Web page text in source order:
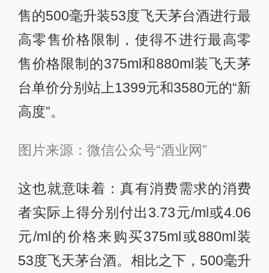
售的500毫升装53度飞天茅台酒进行最
高零售价格限制，使得不进行最高零
售价格限制的375ml和880ml装飞天茅
台单价分别站上1399元和3580元的“新
高度”。
图片来源：微信公众号“酒业网”
这也就意味着：真有消费需求的消费
者实际上得分别付出3.73元/ml或4.06
元/ml的价格来购买375ml或880ml装
53度飞天茅台酒。相比之下，500毫升